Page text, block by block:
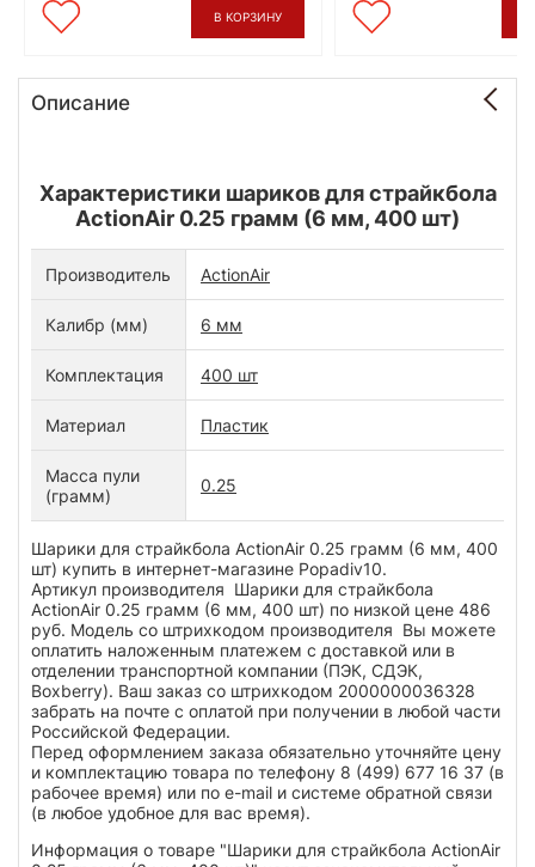
В КОРЗИНУ
Описание
Характеристики шариков для страйкбола
ActionAir 0.25 грамм (6 мм, 400 шт)
Производитель ActionAir
Калибр (мм) 6 мм
Комплектация 400 шт
Материал Пластик
Масса пули
(грамм)
0.25
Шарики для страйкбола ActionAir 0.25 грамм (6 мм, 400
шт) купить в интернет-магазине Popadiv10.
Артикул производителя Шарики для страйкбола
ActionAir 0.25 грамм (6 мм, 400 шт) по низкой цене 486
руб. Модель со штрихкодом производителя Вы можете
оплатить наложенным платежем с доставкой или в
отделении транспортной компании (ПЭК, СДЭК,
Boxberry). Ваш заказ со штрихкодом 2000000036328
забрать на почте с оплатой при получении в любой части
Российской Федерации.
Перед оформлением заказа обязательно уточняйте цену
и комплектацию товара по телефону 8 (499) 677 16 37 (в
рабочее время) или по e-mail и системе обратной связи
(в любое удобное для вас время).
Информация о товаре "Шарики для страйкбола ActionAir